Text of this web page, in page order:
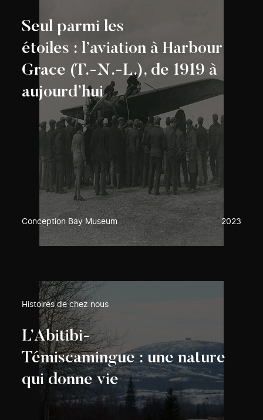
Seul parmi les
étoiles : l’aviation à Harbour
Grace (T.-N.-L.), de 1919 à
aujourd’hui
Conception Bay Museum 2023
Histoires de chez nous
L’Abitibi-
Témiscamingue : une nature
qui donne vie